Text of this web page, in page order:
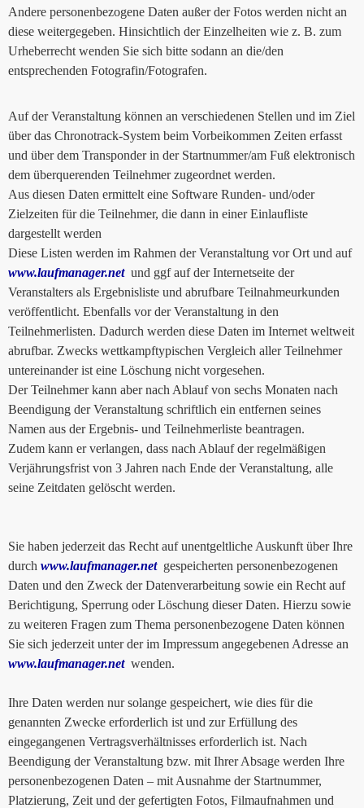
Andere personenbezogene Daten außer der Fotos werden nicht an
diese weitergegeben. Hinsichtlich der Einzelheiten wie z. B. zum
Urheberrecht wenden Sie sich bitte sodann an die/den
entsprechenden Fotografin/Fotografen.
Auf der Veranstaltung können an verschiedenen Stellen und im Ziel
über das Chronotrack-System beim Vorbeikommen Zeiten erfasst
und über dem Transponder in der Startnummer/am Fuß elektronisch
dem überquerenden Teilnehmer zugeordnet werden.
Aus diesen Daten ermittelt eine Software Runden- und/oder
Zielzeiten für die Teilnehmer, die dann in einer Einlaufliste
dargestellt werden
Diese Listen werden im Rahmen der Veranstaltung vor Ort und auf
www.laufmanager.netund ggf auf der Internetseite der
Veranstalters als Ergebnisliste und abrufbare Teilnahmeurkunden
veröffentlicht. Ebenfalls vor der Veranstaltung in den
Teilnehmerlisten. Dadurch werden diese Daten im Internet weltweit
abrufbar. Zwecks wettkampftypischen Vergleich aller Teilnehmer
untereinander ist eine Löschung nicht vorgesehen.
Der Teilnehmer kann aber nach Ablauf von sechs Monaten nach
Beendigung der Veranstaltung schriftlich ein entfernen seines
Namen aus der Ergebnis- und Teilnehmerliste beantragen.
Zudem kann er verlangen, dass nach Ablauf der regelmäßigen
Verjährungsfrist von 3 Jahren nach Ende der Veranstaltung, alle
seine Zeitdaten gelöscht werden.
Sie haben jederzeit das Recht auf unentgeltliche Auskunft über Ihre
durch www.laufmanager.netgespeicherten personenbezogenen
Daten und den Zweck der Datenverarbeitung sowie ein Recht auf
Berichtigung, Sperrung oder Löschung dieser Daten. Hierzu sowie
zu weiteren Fragen zum Thema personenbezogene Daten können
Sie sich jederzeit unter der im Impressum angegebenen Adresse an
www.laufmanager.netwenden.
Ihre Daten werden nur solange gespeichert, wie dies für die
genannten Zwecke erforderlich ist und zur Erfüllung des
eingegangenen Vertragsverhältnisses erforderlich ist. Nach
Beendigung der Veranstaltung bzw. mit Ihrer Absage werden Ihre
personenbezogenen Daten – mit Ausnahme der Startnummer,
Platzierung, Zeit und der gefertigten Fotos, Filmaufnahmen und